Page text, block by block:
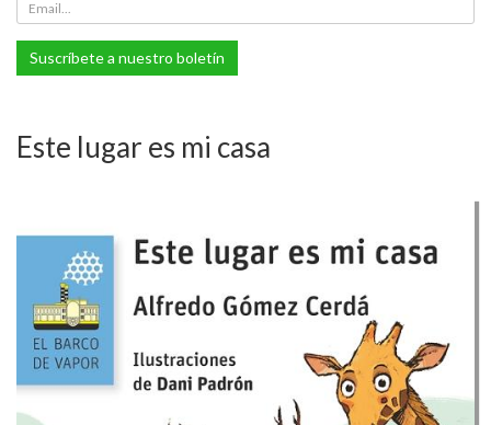
Suscríbete a nuestro boletín
Este lugar es mi casa